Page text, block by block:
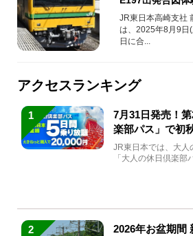
8月9日(土)に開
JR東日本高崎支社
は、2025年8月9日
日に合...
アクセスランキング
1
7月31日発売！
楽部パス」で初
JR東日本では、大人
「大人の休日倶楽
2
2026年お盆期間